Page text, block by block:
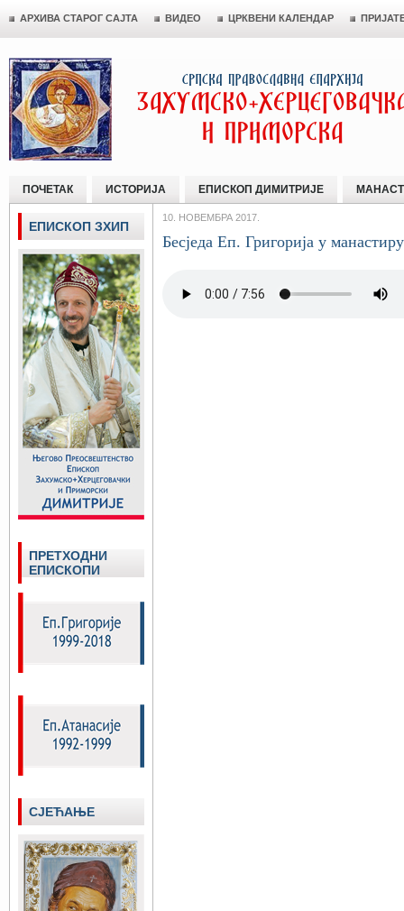
АРХИВА СТАРОГ САЈТА ВИДЕО ЦРКВЕНИ КАЛЕНДАР
ПОЧЕТАК ИСТОРИЈА ЕПИСКОП ДИМИТРИЈЕ
10. НОВЕМБРА 2017.
Бесједа Еп. Григорија у
ЕПИСКОП ЗХИП
ПРЕТХОДНИ
ЕПИСКОПИ
СЈЕЋАЊЕ